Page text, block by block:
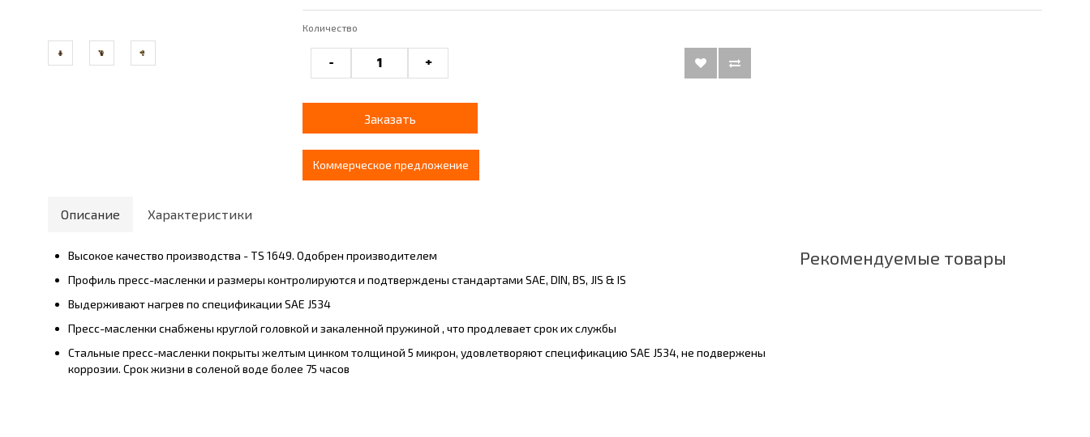
Количество
- +
Заказать
Коммерческое предложение
Описание Характеристики
Высокое качество производства - TS 1649. Одобрен производителем
Профиль пресс-масленки и размеры контролируются и подтверждены стандартами SAE, DIN, BS, JIS & IS
Выдерживают нагрев по спецификации SAE J534
Пресс-масленки снабжены круглой головкой и закаленной пружиной , что продлевает срок их службы
Стальные пресс-масленки покрыты желтым цинком толщиной 5 микрон, удовлетворяют спецификацию SAE J534, не подвержены
коррозии. Срок жизни в соленой воде более 75 часов
Рекомендуемые товары